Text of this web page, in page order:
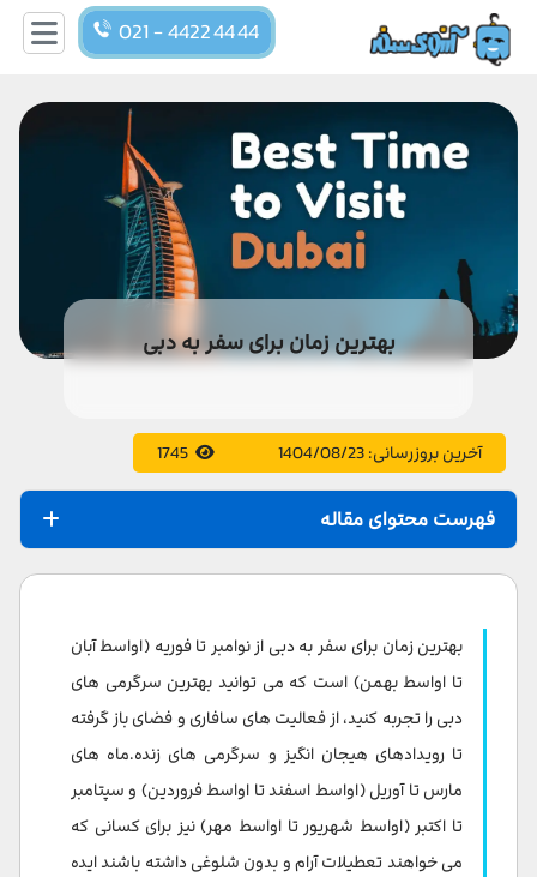
021 - 4422 44 44
بهترین زمان برای سفر به دبی
آخرین بروزرسانی:1404/08/23
فهرست محتوای مقاله
بهترین زمان برای بازدید از دبی برای همه نوع مسافران
دبی در بهار
دبی در تابستان
دبی در پاییز
دبی در زمستان
بهترین زمان برای سفر به دبی از نوامبر تا فوریه (اواسط آبان
تا اواسط بهمن) است که می توانید بهترین سرگرمی های
دبی را تجربه کنید، از فعالیت های سافاری و فضای باز گرفته
تا رویدادهای هیجان انگیز و سرگرمی های زنده.ماه های
مارس تا آوریل (اواسط اسفند تا اواسط فروردین) و سپتامبر
تا اکتبر (اواسط شهریور تا اواسط مهر) نیز برای کسانی که
می خواهند تعطیلات آرام و بدون شلوغی داشته باشند ایده